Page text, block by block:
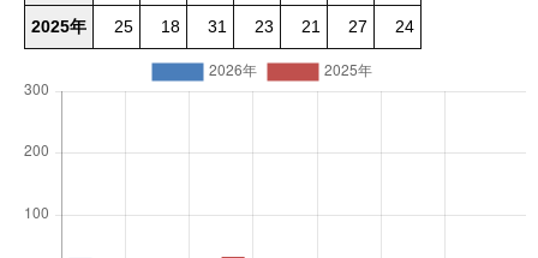
2025年 25 18 31 23 21 27 24